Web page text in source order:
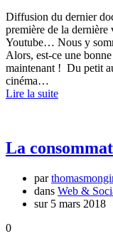
Diffusion du dernier
première de la
Youtube… Nous y
Alors, est-ce une
maintenant ! Du petit
cinéma…
Lire la suite
La
par
dans Web &
sur 5 mars 2018
0